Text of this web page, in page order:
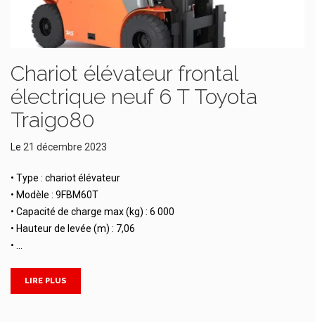
Chariot élévateur frontal
électrique neuf 6 T Toyota
Traigo80
Le 21 décembre 2023
• Type : chariot élévateur
• Modèle : 9FBM60T
• Capacité de charge max (kg) : 6 000
• Hauteur de levée (m) : 7,06
• …
LIRE PLUS